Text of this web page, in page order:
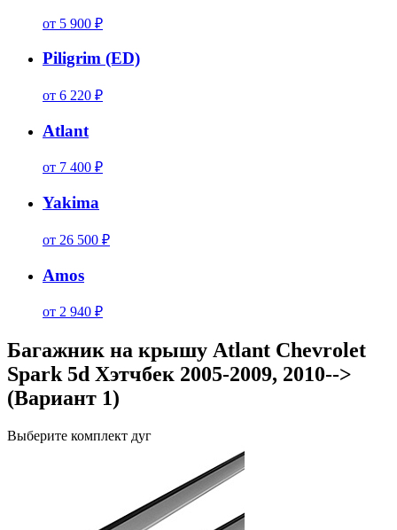
от 5 900 ₽
Piligrim (ED)
от 6 220 ₽
Atlant
от 7 400 ₽
Yakima
от 26 500 ₽
Amos
от 2 940 ₽
Багажник на крышу Atlant Chevrolet
Spark 5d Хэтчбек 2005-2009, 2010-->
(Вариант 1)
Выберите комплект дуг